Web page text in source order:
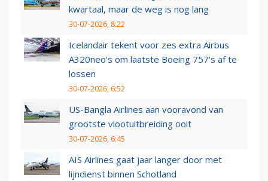
kwartaal, maar de weg is nog lang
30-07-2026, 8:22
Icelandair tekent voor zes extra Airbus
A320neo's om laatste Boeing 757's af te
lossen
30-07-2026, 6:52
US-Bangla Airlines aan vooravond van
grootste vlootuitbreiding ooit
30-07-2026, 6:45
AIS Airlines gaat jaar langer door met
lijndienst binnen Schotland